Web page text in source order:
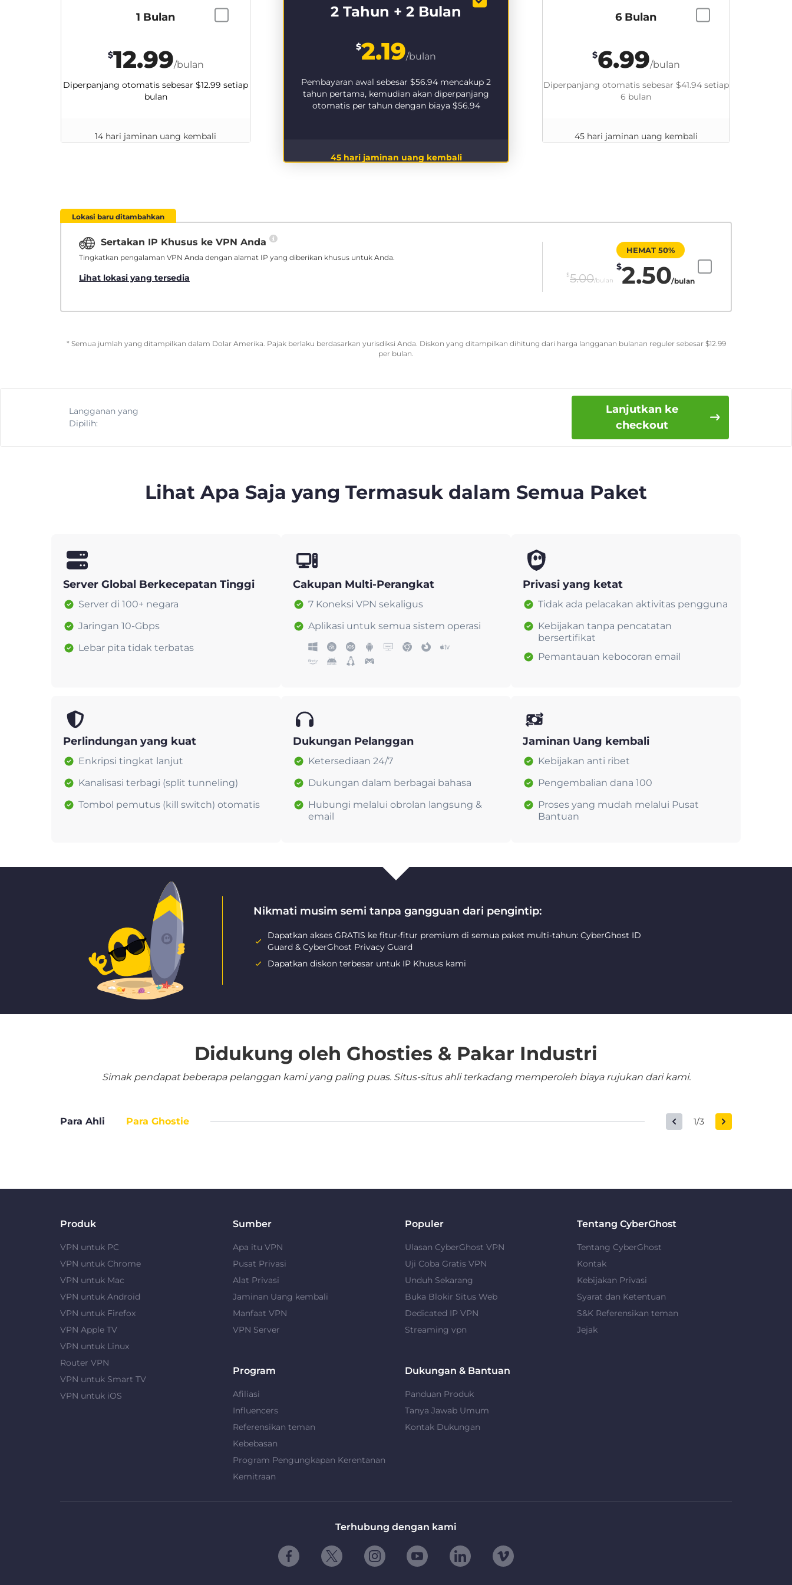
2 Tahun + 2 Bulan
$2.19/bulan
Pembayaran awal sebesar $56.94 mencakup 2
tahun pertama, kemudian akan diperpanjang
otomatis per tahun dengan biaya $56.94
45 hari jaminan uang kembali
6 Bulan
$6.99/bulan
Diperpanjang otomatis sebesar $41.94setiap
6 bulan
45 hari jaminan uang kembali
1 Bulan
$12.99/bulan
Diperpanjang otomatis sebesar $12.99 setiap
bulan
14 hari jaminan uang kembali
Lokasi baru ditambahkan
Sertakan IP Khusus ke VPN Anda
Tingkatkan pengalaman VPN Anda dengan alamat IP yang diberikan khusus untuk Anda.
Lihat lokasi yang tersedia $5.00/bulan
HEMAT 50%
$2.50/bulan
* Semua jumlah yang ditampilkan dalam Dolar Amerika. Pajak berlaku berdasarkan yurisdiksi Anda. Diskon yang ditampilkan dihitung dari harga langganan bulanan reguler sebesar $12.99
per bulan.
Langganan yang
Dipilih:
Lanjutkan ke
checkout
Lihat Apa Saja yang Termasuk dalam Semua Paket
Server Global Berkecepatan Tinggi
Server di 100+ negara
Jaringan 10-Gbps
Lebar pita tidak terbatas
Cakupan Multi-Perangkat
7 Koneksi VPN sekaligus
Aplikasi untuk semua sistem operasi
Privasi yang ketat
Tidak ada pelacakan aktivitas pengguna
Kebijakan tanpa pencatatan
bersertifikat
Pemantauan kebocoran email
Perlindungan yang kuat
Enkripsi tingkat lanjut
Kanalisasi terbagi (split tunneling)
Tombol pemutus (kill switch) otomatis
Dukungan Pelanggan
Ketersediaan 24/7
Dukungan dalam berbagai bahasa
Hubungi melalui obrolan langsung &
email
Jaminan Uang kembali
Kebijakan anti ribet
Pengembalian dana 100
Proses yang mudah melalui Pusat
Bantuan
Nikmati musim semi tanpa gangguan dari pengintip:
Dapatkan akses GRATIS ke fitur-fitur premium di semua paket multi-tahun: CyberGhost ID
Guard & CyberGhost Privacy Guard
Dapatkan diskon terbesar untuk IP Khusus kami
Didukung oleh Ghosties & Pakar Industri
Simak pendapat beberapa pelanggan kami yang paling puas. Situs-situs ahli terkadang memperoleh biaya rujukan dari kami.
Para Ahli Para Ghostie 1/3
Produk
VPN untuk PC
VPN untuk Chrome
VPN untuk Mac
VPN untuk Android
VPN untuk Firefox
VPN Apple TV
VPN untuk Linux
Router VPN
VPN untuk Smart TV
VPN untuk iOS
Sumber
Apa itu VPN
Pusat Privasi
Alat Privasi
Jaminan Uang kembali
Manfaat VPN
VPN Server
Populer
Ulasan CyberGhost VPN
Uji Coba Gratis VPN
Unduh Sekarang
Buka Blokir Situs Web
Dedicated IP VPN
Streaming vpn
Tentang CyberGhost
Tentang CyberGhost
Kontak
Kebijakan Privasi
Syarat dan Ketentuan
S&K Referensikan teman
Jejak
Program
Afiliasi
Influencers
Referensikan teman
Kebebasan
Program Pengungkapan Kerentanan
Kemitraan
Dukungan & Bantuan
Panduan Produk
Tanya Jawab Umum
Kontak Dukungan
Terhubung dengan kami